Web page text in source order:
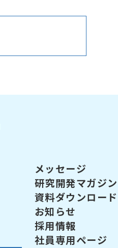
メッセージ
研究開発マガジン
資料ダウンロード
お知らせ
採用情報
社員専用ページ